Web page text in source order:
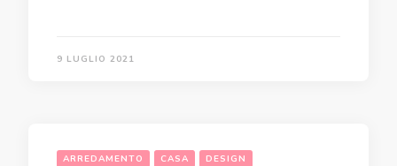
9 LUGLIO 2021
ARREDAMENTO CASA DESIGN